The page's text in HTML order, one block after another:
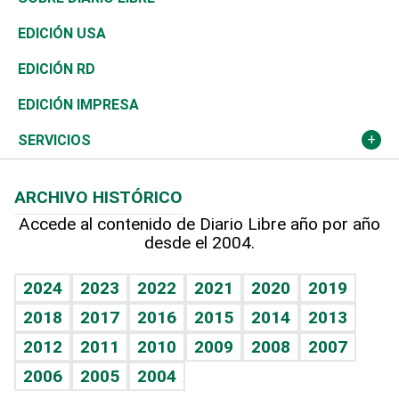
Reportajes
África
Ocenanía
Caribe
Resto del mundo
Vivienda
Telecom.
Global y variable
Economía personal
Buena Vida
Sociales
Novedades
Podcast Arte Libre
Hablando con el pediatra
Vida y familia
Eñe
Celebrando la vida
Sin complejos
Ciclismo
Tenis
Olimpismo
Más deportes
Línea de hit
TBT Deportivo
En Directo
El Espía
Noticiero Poteleche
Columnistas
Tecnología
Historia
Martes de tecnología
Cambio climático
Economía
Revista
Deportes
Opinión
Hecho en casa
Guía del dinero
EDICIÓN USA
EDICIÓN RD
EDICIÓN IMPRESA
SERVICIOS
Cumpleaños
Horóscopos
Crucigramas
ARCHIVO HISTÓRICO
Accede al contenido de Diario Libre año por año
desde el 2004.
2024 2023 2022 2021 2020
2019
2018
2017 2016 2015 2014
2013
2012
2011 2010 2009 2008
2007
2006
2005 2004